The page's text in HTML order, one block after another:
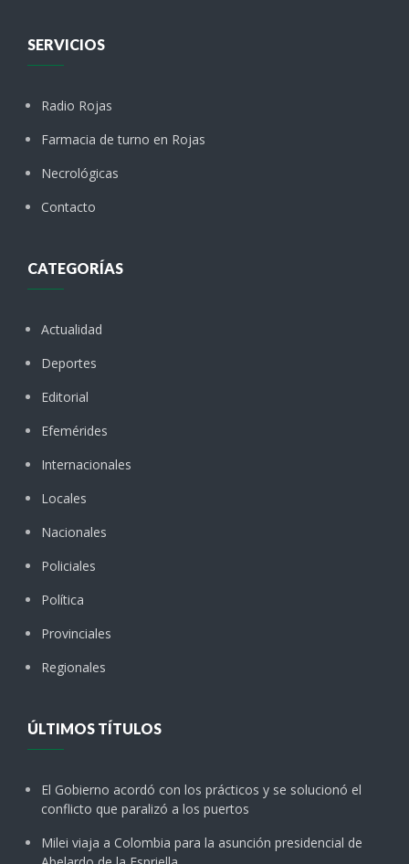
SERVICIOS
Radio Rojas
Farmacia de turno en Rojas
Necrológicas
Contacto
CATEGORÍAS
Actualidad
Deportes
Editorial
Efemérides
Internacionales
Locales
Nacionales
Policiales
Política
Provinciales
Regionales
ÚLTIMOS TÍTULOS
El Gobierno acordó con los prácticos y se solucionó el
conflicto que paralizó a los puertos
Milei viaja a Colombia para la asunción presidencial de